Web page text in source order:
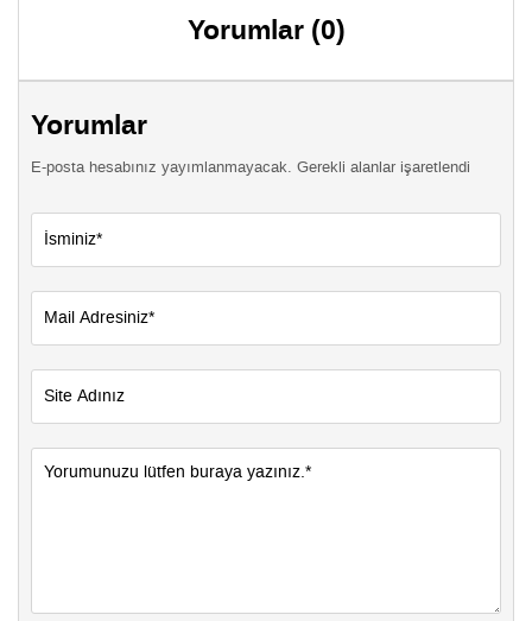
Yorumlar (0)
Yorumlar
E-posta hesabınız yayımlanmayacak. Gerekli alanlar işaretlendi